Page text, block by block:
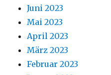
Juni 2023
Mai 2023
April 2023
März 2023
Februar 2023